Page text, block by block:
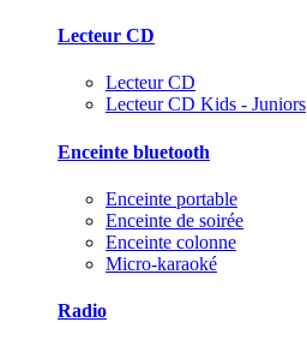
Lecteur CD
Lecteur CD
Lecteur CD Kids - Juniors
Enceinte bluetooth
Enceinte portable
Enceinte de soirée
Enceinte colonne
Micro-karaoké
Radio